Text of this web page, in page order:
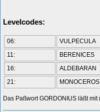
Levelcodes:
06:
VULPECULA
11:
BERENICES
16:
ALDEBARAN
21:
MONOCEROS
Das Paßwort GORDONIUS läßt mit